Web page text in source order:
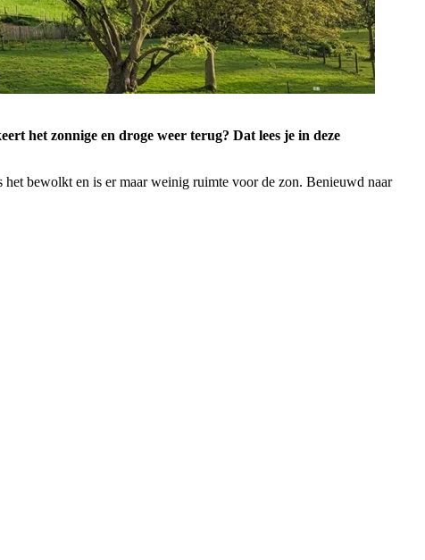
het zonnige en droge weer terug? Dat lees je in deze
bewolkt en is er maar weinig ruimte voor de zon. Benieuwd naar